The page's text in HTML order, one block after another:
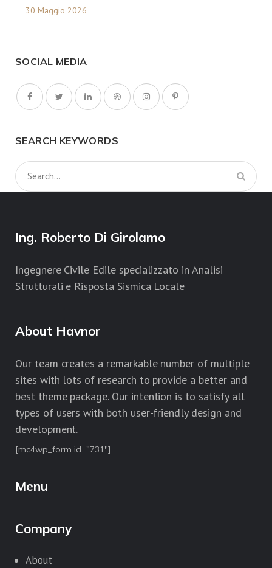
30 Maggio 2026
SOCIAL MEDIA
SEARCH KEYWORDS
Ing. Roberto Di Girolamo
Ingegnere Civile Edile specializzato in Analisi
Strutturali e Risposta Sismica Locale
About Havnor
Our team creates a remarkable number of multiple
sites with lots of research to provide a better and
best theme package. Our intention is to satisfy all
types of users with both user-friendly design and
development.
[mc4wp_form id="731"]
Menu
Company
About